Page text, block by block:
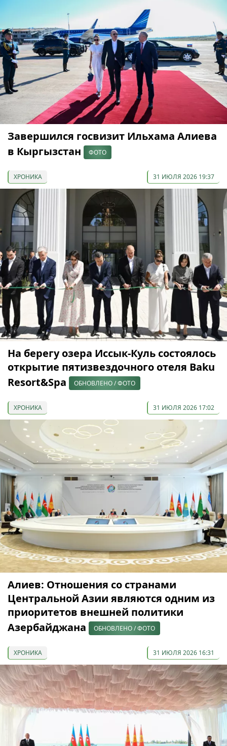
Завершился госвизит Ильхама Алиева
в Кыргызстан
ФОТО
ХРОНИКА 31 ИЮЛЯ 2026 19:37
На берегу озера Иссык-Куль состоялось
открытие пятизвездочного отеля Baku
Resort&Spa
ОБНОВЛЕНО / ФОТО
ХРОНИКА 31 ИЮЛЯ 2026 17:02
Алиев: Отношения со странами
Центральной Азии являются одним из
приоритетов внешней политики
Азербайджана
ОБНОВЛЕНО / ФОТО
ХРОНИКА 31 ИЮЛЯ 2026 16:31